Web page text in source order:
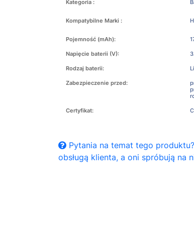
Kategoria :
Kompatybilne Marki :
Pojemność (mAh):
Napięcie baterii (V):
Rodzaj baterii:
Zabezpieczenie przed:
Certyfikat:
Pytania na temat tego
obsługą klienta, a oni spróbują na